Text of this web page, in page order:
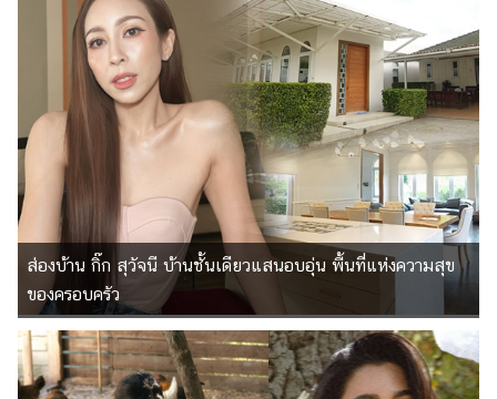
ตกแต่ง
ราคา
ทอง
ราคา
น้ำมัน
วา
ไร
ตี้
แต่งงาน
ส่องบ้าน กิ๊ก สุวัจนี บ้านชั้นเดียวแสนอบอุ่น พื้นที่แห่งความสุข
ของครอบครัว